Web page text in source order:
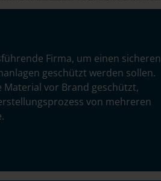
Firma, um einen sicheren
geschützt werden sollen.
Material vor Brand geschützt,
von mehreren